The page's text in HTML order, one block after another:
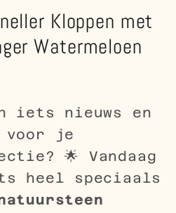
Kloppen met
Watermeloen
iets nieuws en
voor je
🌟 Vandaag
heel speciaals